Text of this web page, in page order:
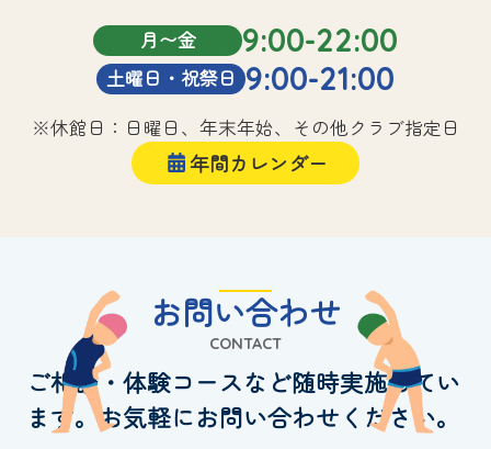
月〜金 9:00-22:00
土曜日・祝祭日 9:00-21:00
※休館日：日曜日、年末年始、その他クラブ指定日
年間カレンダー
お問い合わせ
CONTACT
ご相談・体験コースなど随時実施してい
ます。お気軽にお問い合わせください。